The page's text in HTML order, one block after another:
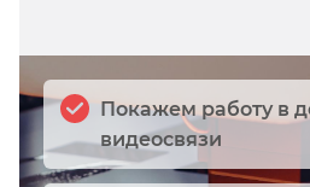
Покажем работу в
видеосвязи